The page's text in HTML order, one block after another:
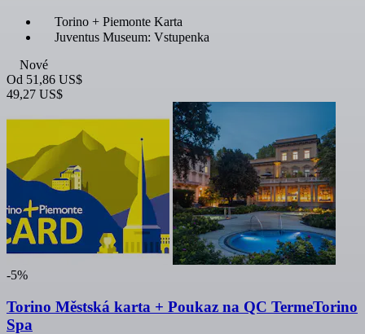
Torino + Piemonte Karta
Juventus Museum: Vstupenka
Nové
Od 51,86 US$
49,27 US$
-5%
Torino Městská karta + Poukaz na QC TermeTorino
Spa